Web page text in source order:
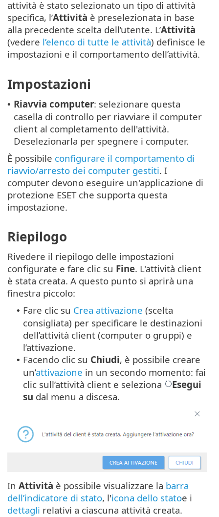
attività è stato selezionato un tipo di attività
specifica, l’Attività è preselezionata in base
alla precedente scelta dell’utente. L’Attività
(vedere l’elenco di tutte le attività) definisce le
impostazioni e il comportamento dell’attività.
Impostazioni
• Riavvia computer: selezionare questa
casella di controllo per riavviare il computer
client al completamento dell'attività.
Deselezionarla per spegnere i computer.
È possibile configurare il comportamento di
riavvio/arresto dei computer gestiti. I
computer devono eseguire un'applicazione di
protezione ESET che supporta questa
impostazione.
Riepilogo
Rivedere il riepilogo delle impostazioni
configurate e fare clic su Fine. L'attività client
è stata creata. A questo punto si aprirà una
finestra piccolo:
• Fare clic su Crea attivazione (scelta
consigliata) per specificare le destinazioni
dell’attività client (computer o gruppi) e
l’attivazione.
• Facendo clic su Chiudi, è possibile creare
un’attivazione in un secondo momento: fai
clic sull’attività client e seleziona
Esegui
su dal menu a discesa.
In Attività è possibile visualizzare la barra
dell’indicatore di stato, l'icona dello statoe i
dettagli relativi a ciascuna attività creata.